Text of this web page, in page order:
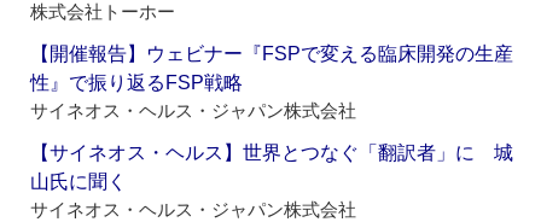
株式会社トーホー
【開催報告】ウェビナー『FSPで変える臨床開発の生産
性』で振り返るFSP戦略
サイネオス・ヘルス・ジャパン株式会社
【サイネオス・ヘルス】世界とつなぐ「翻訳者」に 城
山氏に聞く
サイネオス・ヘルス・ジャパン株式会社